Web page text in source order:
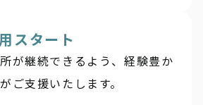
スタート
が継続できるよう、経験豊か
ご支援いたします。